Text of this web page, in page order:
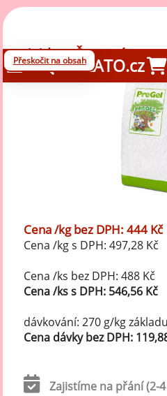
Přeskočit na obsahGELATO.cz
1,1 kg - Červený
Cena /kg bez DPH: 444 Kč
Cena /kg s DPH: 497,28 Kč
Cena /ks bez DPH: 488 Kč
Cena /ks s DPH: 546,56 Kč
dávkování: 270 g/kg základu
Cena dávky bez DPH:
Zajistíme na přání (2-